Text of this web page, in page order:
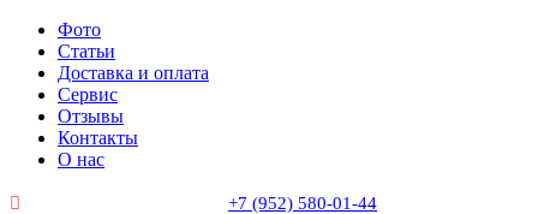
Фото
Статьи
Доставка и оплата
Сервис
Отзывы
Контакты
О нас
+7 (952) 580-01-44